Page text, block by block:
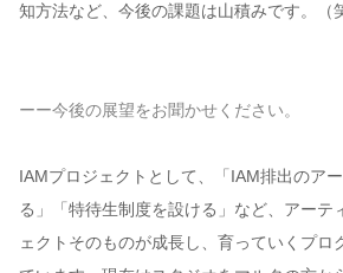
知方法など、今後の課題は山積みです。（
ーー今後の展望をお聞かせください。
IAMプロジェクトとして、「IAM排出のア
る」「特待生制度を設ける」など、アーテ
ェクトそのものが成長し、育っていくプロ